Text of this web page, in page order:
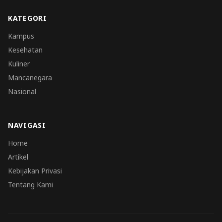
KATEGORI
Kampus
Kesehatan
Kuliner
Mancanegara
Nasional
NAVIGASI
Home
Artikel
Kebijakan Privasi
Tentang Kami